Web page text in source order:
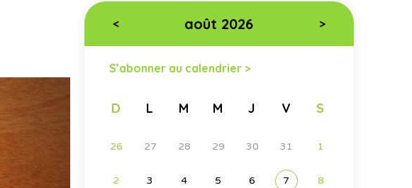
< août 2026 >
S’abonner au calendrier >
D L M M J V S
26 27 28 29 30 31 1
2 3 4 5 6 7 8